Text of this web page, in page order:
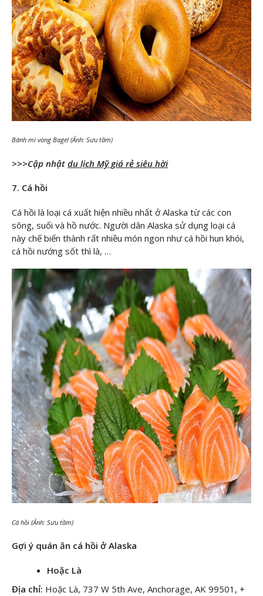
Bánh mì vòng Bagel (Ảnh: Sưu tầm)
>>>Cập nhật du lịch Mỹ giá rẻ siêu hời
7. Cá hồi
Cá hồi là loại cá xuất hiện nhiều nhất ở Alaska từ các con
sông, suối và hồ nước. Người dân Alaska sử dụng loại cá
này chế biến thành rất nhiều món ngon như cá hồi hun khói,
cá hồi nướng sốt thì là, …
Cá hồi (Ảnh: Sưu tầm)
Gợi ý quán ăn cá hồi ở Alaska
Hoặc Là
Địa chỉ: Hoặc Là, 737 W 5th Ave, Anchorage, AK 99501, +